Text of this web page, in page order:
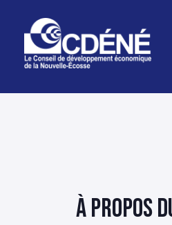
À PROPOS